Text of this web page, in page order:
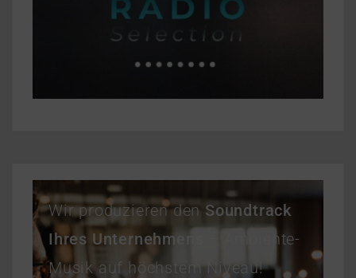
Wir produzieren den Soundtrack
Ihres Unternehmens
– Ambiente-
Musik auf höchstem Niveau!